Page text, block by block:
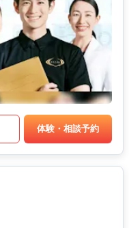
体験・相談予約